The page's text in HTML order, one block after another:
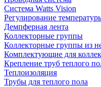
Система Watts Vision
Регулирование
Демпферная лента
Коллекторные группы
Коллекторные группы из
Комплектующие для
Крепление труб теплого
Теплоизоляция
Трубы для теплого пола